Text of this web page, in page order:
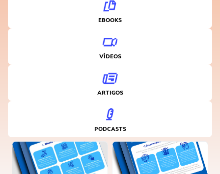
EBOOKS
VÍDEOS
ARTIGOS
PODCASTS